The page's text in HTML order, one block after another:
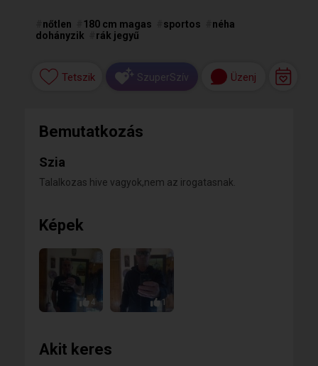
nőtlen 180 cm magas sportos
néha
dohányzik
rák jegyű
Tetszik SzuperSzív Üzenj
Bemutatkozás
Szia
Talalkozas hive vagyok,nem az irogatasnak.
Képek
4 1
Akit keres